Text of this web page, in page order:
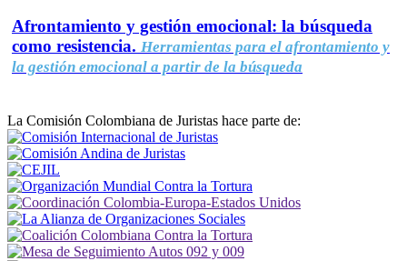
Afrontamiento y gestión emocional: la búsqueda
como resistencia. Herramientas para el afrontamiento y
la gestión emocional a partir de la búsqueda
La Comisión Colombiana de Juristas hace parte de: